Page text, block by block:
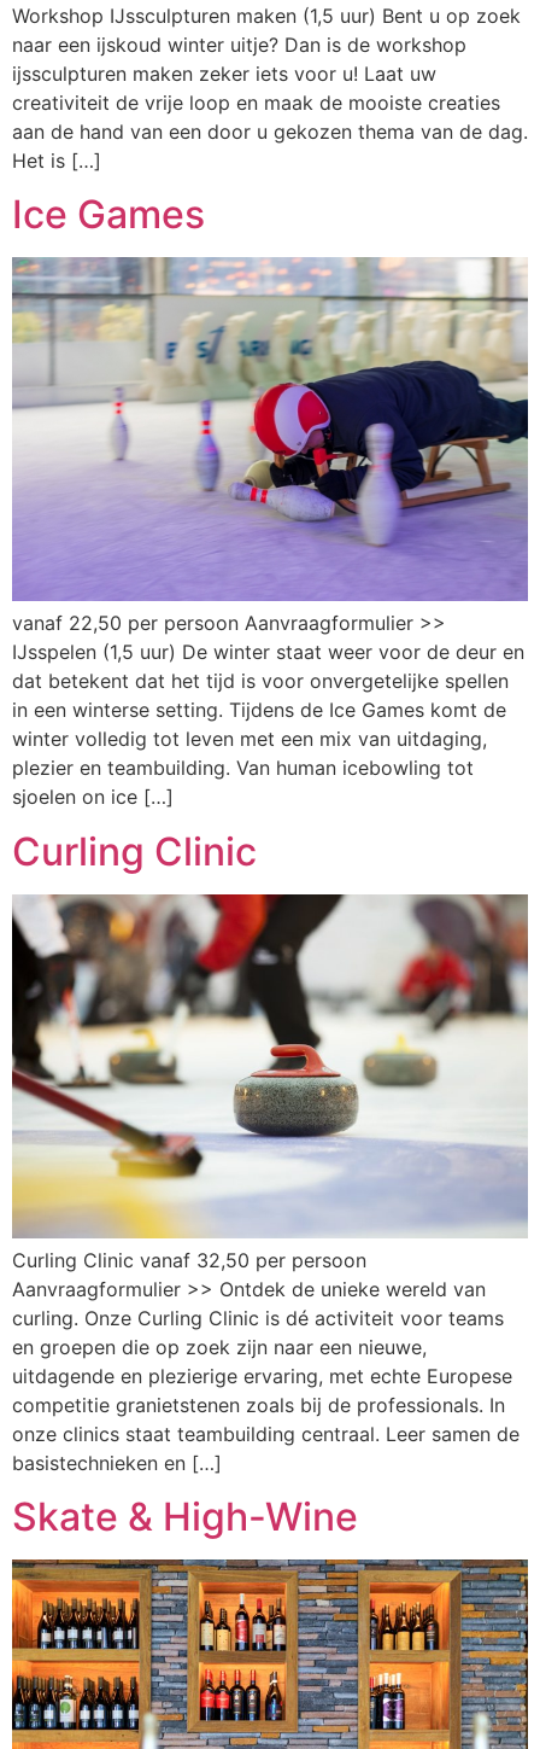
Workshop IJssculpturen maken (1,5 uur) Bent u op zoek
naar een ijskoud winter uitje? Dan is de workshop
ijssculpturen maken zeker iets voor u! Laat uw
creativiteit de vrije loop en maak de mooiste creaties
aan de hand van een door u gekozen thema van de dag.
Het is […]
Ice Games
vanaf 22,50 per persoon Aanvraagformulier >>
IJsspelen (1,5 uur) De winter staat weer voor de deur en
dat betekent dat het tijd is voor onvergetelijke spellen
in een winterse setting. Tijdens de Ice Games komt de
winter volledig tot leven met een mix van uitdaging,
plezier en teambuilding. Van human icebowling tot
sjoelen on ice […]
Curling Clinic
Curling Clinic vanaf 32,50 per persoon
Aanvraagformulier >> Ontdek de unieke wereld van
curling. Onze Curling Clinic is dé activiteit voor teams
en groepen die op zoek zijn naar een nieuwe,
uitdagende en plezierige ervaring, met echte Europese
competitie granietstenen zoals bij de professionals. In
onze clinics staat teambuilding centraal. Leer samen de
basistechnieken en […]
Skate & High-Wine